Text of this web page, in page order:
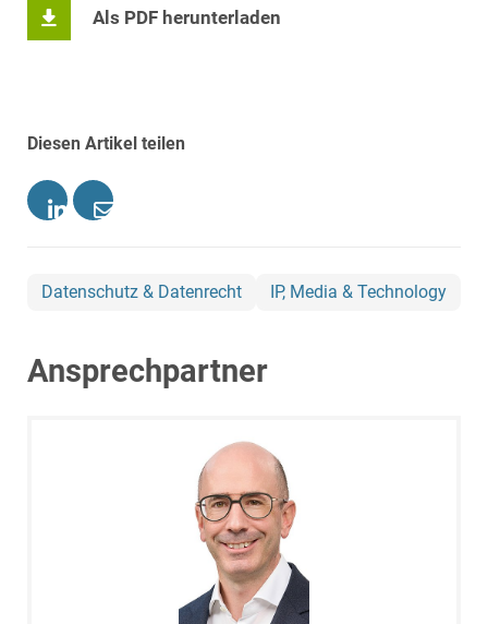
Als PDF herunterladen
Diesen Artikel teilen
Datenschutz & Datenrecht IP, Media & Technology
Ansprechpartner